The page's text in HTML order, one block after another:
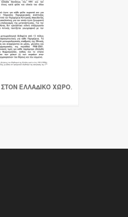
ΣΤΟΝ ΕΛΛΑΔΙΚΌ ΧΏΡΟ.